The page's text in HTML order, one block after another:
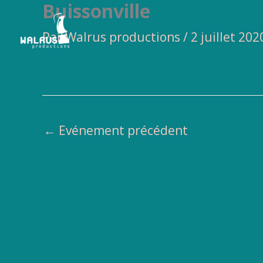
contenu
Buissonville
ParWalrus productions / 2 juillet
← Evénement précédent